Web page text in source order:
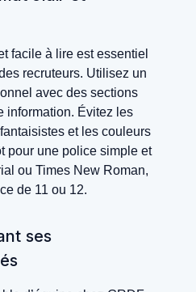
facile à lire est essentiel
recruteurs. Utilisez un
avec des sections
information. Évitez les
et les couleurs
pour une police simple et
ou Times New Roman,
de 11 ou 12.
ses